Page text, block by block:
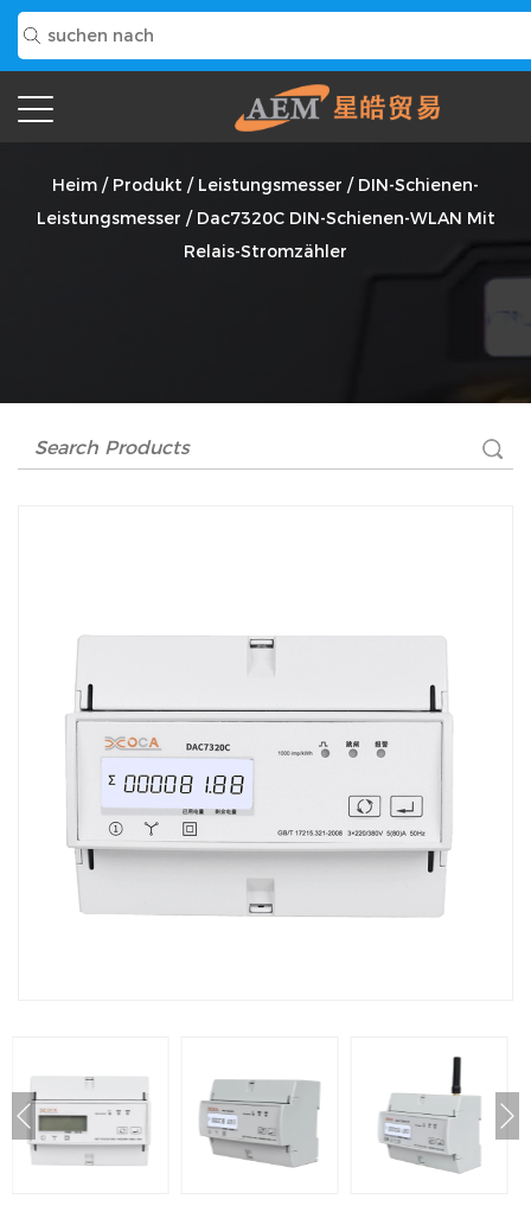
Dac7320C DIN-Schienen-WLAN Mit Relais-Stromzähler
Anbieter
Heim / Produkt / Leistungsmesser / DIN-Schienen-
Leistungsmesser / Dac7320C DIN-Schienen-WLAN Mit
Relais-Stromzähler